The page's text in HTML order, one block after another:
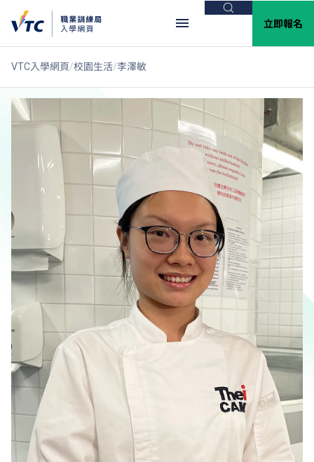
搜尋
立即報名
VTC入學網頁 校園生活 李澤敏